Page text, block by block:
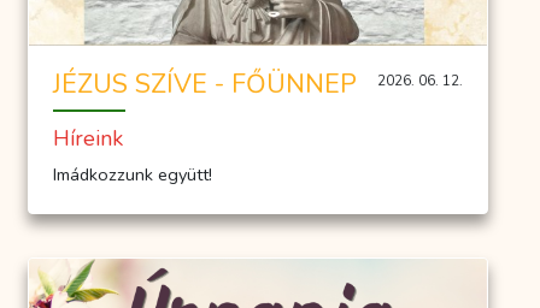
JÉZUS SZÍVE - FŐÜNNEP 2026. 06. 12.
Híreink
Imádkozzunk együtt!